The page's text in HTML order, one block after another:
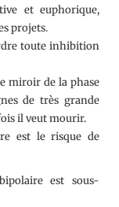
et euphorique,
projets.
toute inhibition
miroir de la phase
de très grande
il veut mourir.
est le risque de
est sous-